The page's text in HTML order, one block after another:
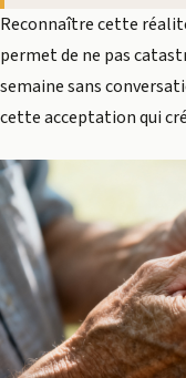
Reconnaître cette
permet de ne pas
semaine sans
cette acceptation qui